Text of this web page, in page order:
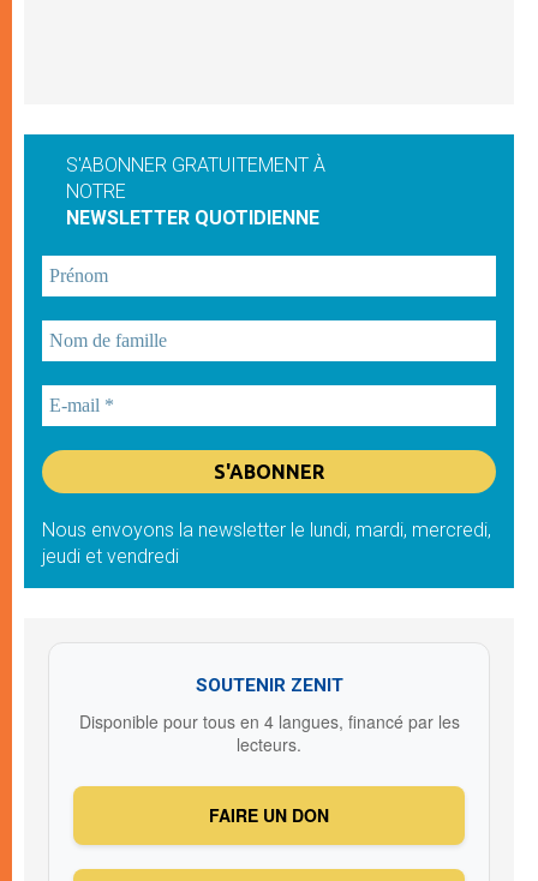
S'ABONNER GRATUITEMENT À
NOTRE
NEWSLETTER QUOTIDIENNE
Nous envoyons la newsletter le lundi, mardi, mercredi,
jeudi et vendredi
SOUTENIR ZENIT
Disponible pour tous en 4 langues, financé par les
lecteurs.
FAIRE UN DON